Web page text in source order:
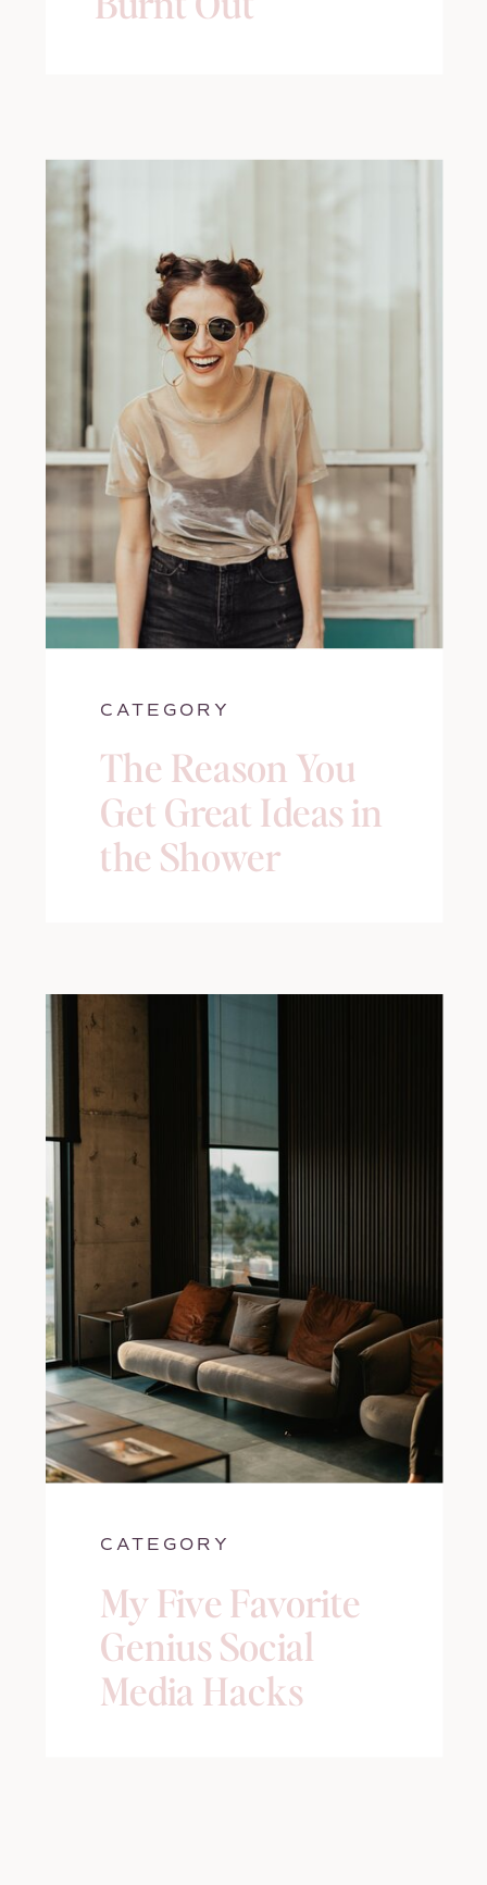
CATEGORY
The Reason You
Get Great Ideas in
the Shower
CATEGORY
My Five Favorite
Genius Social
Media Hacks